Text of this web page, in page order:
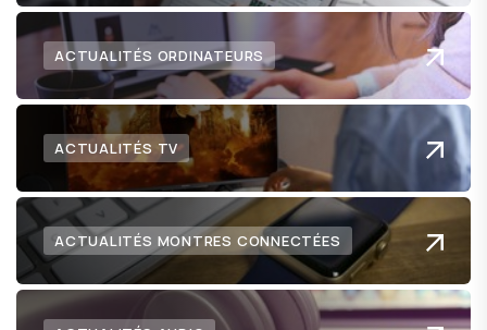
ACTUALITÉS ORDINATEURS
ACTUALITÉS TV
ACTUALITÉS MONTRES CONNECTÉES